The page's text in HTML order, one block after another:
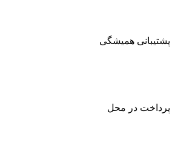
پشتیبانی همیشگی
پرداخت در محل